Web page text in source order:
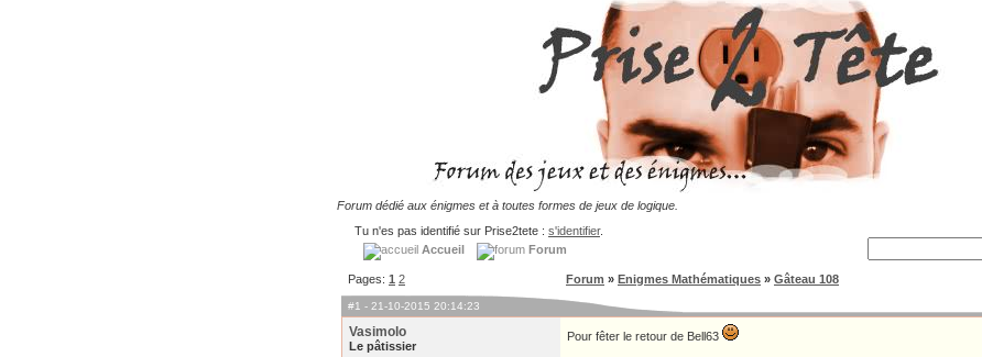
Forum dédié aux énigmes et à toutes formes de jeux de logique.
Tu n'es pas identifié sur Prise2tete : s'identifier.
Accueil
Forum
Pages: 1 2 Forum » Enigmes Mathématiques » Gâteau 108
#1 - 21-10-2015 20:14:23
Vasimolo
Le pâtissier
Pour fêter le retour de Bell63